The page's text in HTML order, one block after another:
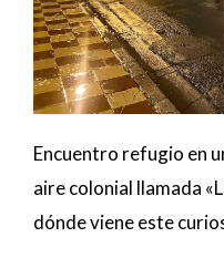
Encuentro refugio en
aire colonial llamada
dónde viene este